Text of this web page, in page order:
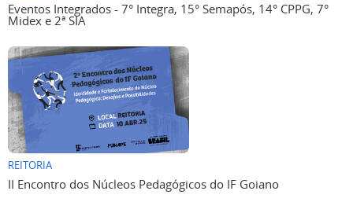
Eventos Integrados - 7° Integra, 15° Semapós, 14° CPPG, 7°
Midex e 2ª SIA
REITORIA
II Encontro dos Núcleos Pedagógicos do IF Goiano